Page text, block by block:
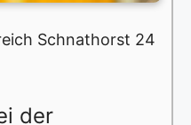
Schnathorst 24
der